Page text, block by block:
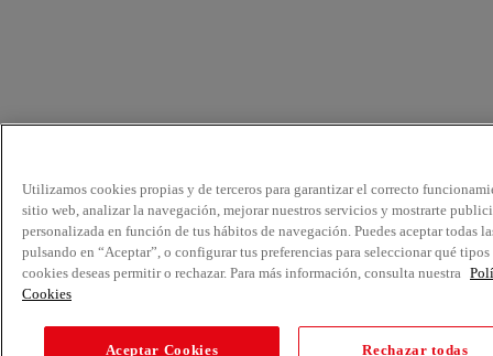
Utilizamos cookies propias y de terceros para garantizar el correcto
sitio web, analizar la navegación, mejorar nuestros servicios y mostrarte
personalizada en función de tus hábitos de navegación. Puedes aceptar todas
pulsando en “Aceptar”, o configurar tus preferencias para seleccionar qué tipos
cookies deseas permitir o rechazar. Para más información, consulta nuestra
Cookies
Aceptar Cookies Rechazar todas